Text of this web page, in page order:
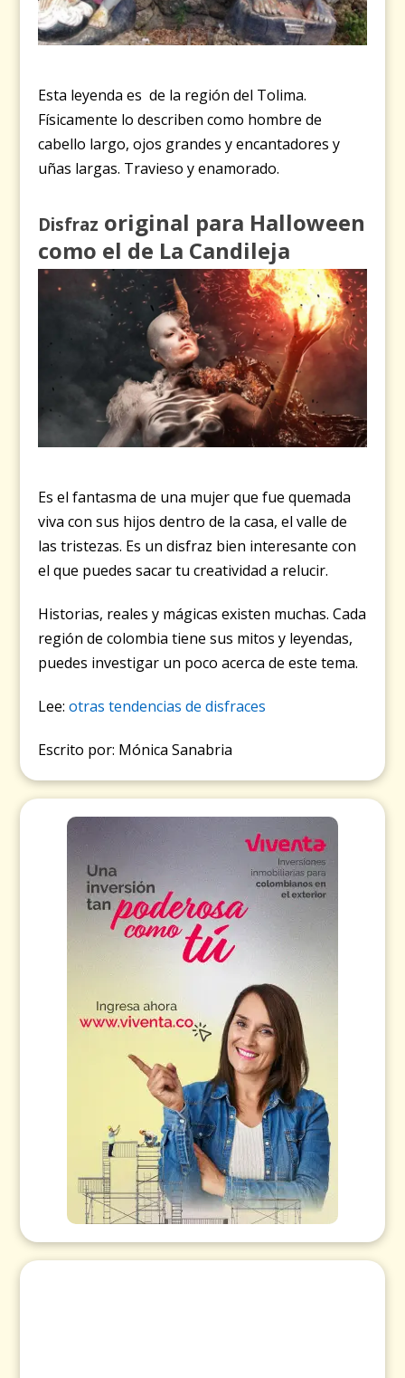
Esta leyenda es de la región del Tolima.
Físicamente lo describen como hombre de
cabello largo, ojos grandes y encantadores y
uñas largas. Travieso y enamorado.
Disfraz original para Halloween
como el de La Candileja
Es el fantasma de una mujer que fue quemada
viva con sus hijos dentro de la casa, el valle de
las tristezas. Es un disfraz bien interesante con
el que puedes sacar tu creatividad a relucir.
Historias, reales y mágicas existen muchas. Cada
región de colombia tiene sus mitos y leyendas,
puedes investigar un poco acerca de este tema.
Lee:otras tendencias de disfraces
Escrito por: Mónica Sanabria